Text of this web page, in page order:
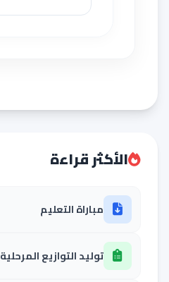
الأكثر قراءة
مباراة التعليم
توليد التوازيع المرحلية